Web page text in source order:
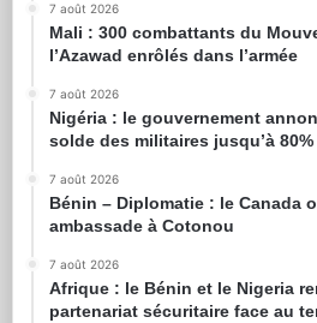
7 août 2026
Mali : 300 combattants du
l’Azawad enrôlés dans l’armée
7 août 2026
Nigéria : le gouvernement
solde des militaires jusqu’à 80%
7 août 2026
Bénin – Diplomatie : le Canada
ambassade à Cotonou
7 août 2026
Afrique : le Bénin et le Nigeria
partenariat sécuritaire face au